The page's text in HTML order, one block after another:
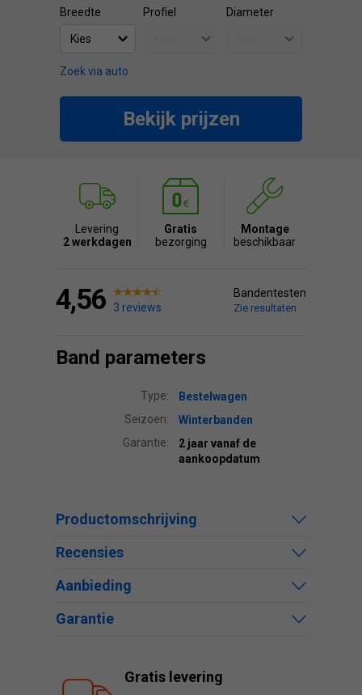
Breedte Profiel Diameter
Zoek via auto
Bekijk prijzen
Levering
2 werkdagen
Gratis
bezorging
Montage
beschikbaar
4,56 3 reviews
Bandentesten
Zie resultaten
Band parameters
Type:
Bestelwagen
Seizoen:
Winterbanden
Garantie:
2 jaar vanaf de
aankoopdatum
Productomschrijving
Recensies
Aanbieding
Garantie
Gratis levering